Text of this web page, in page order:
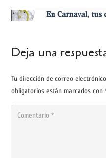
Deja una
Tu dirección de correo
obligatorios están marcados con